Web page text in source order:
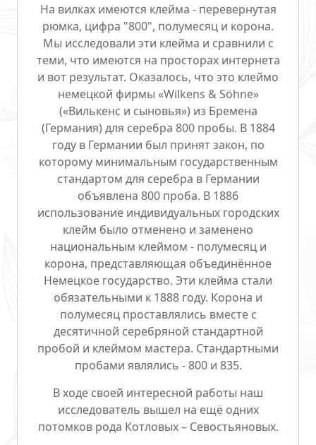
На вилках имеются клейма - перевернутая
рюмка, цифра "800", полумесяц и корона.
Мы исследовали эти клейма и сравнили с
теми, что имеются на просторах интернета
и вот результат. Оказалось, что это клеймо
немецкой фирмы «Wilkens & Söhne»
(«Вилькенс и сыновья») из Бремена
(Германия) для серебра 800 пробы. В 1884
году в Германии был принят закон, по
которому минимальным государственным
стандартом для серебра в Германии
объявлена 800 проба. В 1886
использование индивидуальных городских
клейм было отменено и заменено
национальным клеймом - полумесяц и
корона, представляющая объединённое
Немецкое государство. Эти клейма стали
обязательными к 1888 году. Корона и
полумесяц проставлялись вместе с
десятичной серебряной стандартной
пробой и клеймом мастера. Стандартными
пробами являлись - 800 и 835.
В ходе своей интересной работы наш
исследователь вышел на ещё одних
потомков рода Котловых – Севостьяновых.